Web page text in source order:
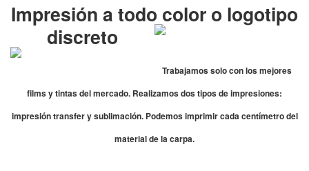
Impresión a todo color o logotipo
discreto
Trabajamos solo con los mejores
films y tintas del mercado. Realizamos dos tipos de impresiones:
impresión transfer y sublimación. Podemos imprimir cada centímetro del
material de la carpa.